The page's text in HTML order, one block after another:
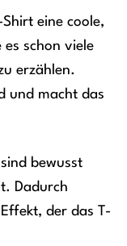
eine coole,
es schon viele
erzählen.
und macht das
bewusst
Dadurch
der das T-